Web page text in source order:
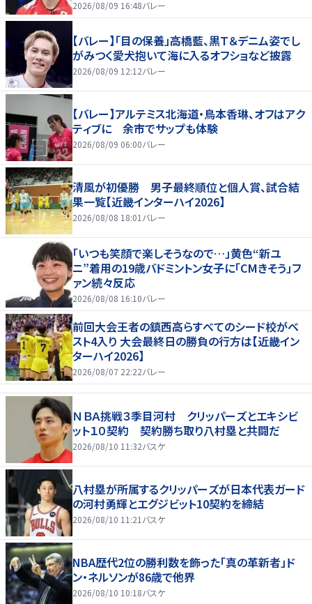
好いい」
2026/08/09 16:48バレー
【バレー】「目の保養」高橋藍、黒Ｔ＆デニム姿でし
がみつく愛犬抱いて海に入るオフショなど披露
2026/08/09 12:12バレー
【バレー】アルテミス北海道・鳥本香琳、オフはアク
ティブに 余市でサップも体験
2026/08/09 06:00バレー
清風が初優勝 男子最終順位と個人賞、試合結
果一覧【近畿インターハイ2026】
2026/08/08 18:01 バレー
「いつも笑顔で楽しそうなので…」黄色“新ユ
ニ”着用の19歳バドミントン女子に「CMきそう」フ
ァン続々反応
2026/08/08 16:10バレー
前回大会王者の鎮西高らすべてのシード校がベ
スト4入り 大会最終日の勝負の行方は【近畿イン
ターハイ2026】
2026/08/07 22:22バレー
ＮＢＡ挑戦３季目河村 クリッパーズとエキシビ
ット１０契約 契約勝ち取り八村塁と共闘だ
2026/08/10 11:32バスケ
八村塁が所属するクリッパーズが日本代表ガード
の河村勇輝とエグジビット10契約を締結
2026/08/10 11:21 バスケ
NBA歴代2位の勝利数を飾った「真の革新者」ド
ン・ネルソンが86歳で他界
2026/08/10 10:18バスケ